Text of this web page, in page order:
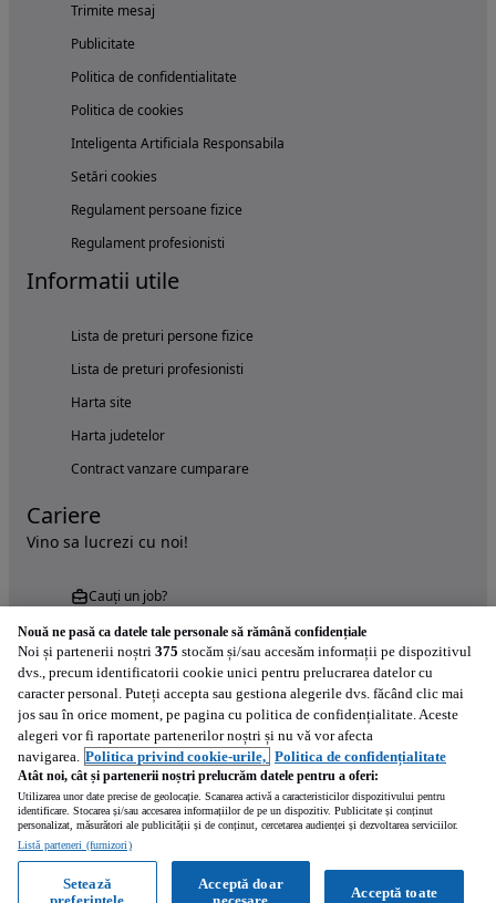
Trimite mesaj
Publicitate
Politica de confidentialitate
Politica de cookies
Inteligenta Artificiala Responsabila
Setări cookies
Regulament persoane fizice
Regulament profesionisti
Informatii utile
Lista de preturi persone fizice
Lista de preturi profesionisti
Harta site
Harta judetelor
Contract vanzare cumparare
Cariere
Vino sa lucrezi cu noi!
Cauți un job?
Încearcă acum aplicația Autovit.ro
Nouă ne pasă ca datele tale personale să rămână confidențiale
Noi și partenerii noștri 375 stocăm și/sau accesăm informații pe dispozitivul
dvs., precum identificatorii cookie unici pentru prelucrarea datelor cu
caracter personal. Puteți accepta sau gestiona alegerile dvs. făcând clic mai
jos sau în orice moment, pe pagina cu politica de confidențialitate. Aceste
alegeri vor fi raportate partenerilor noștri și nu vă vor afecta
navigarea. Politica privind cookie-urile, Politica de confidențialitate
Atât noi, cât și partenerii noștri prelucrăm datele pentru a oferi:
Utilizarea unor date precise de geolocație. Scanarea activă a caracteristicilor dispozitivului pentru
identificare. Stocarea și/sau accesarea informațiilor de pe un dispozitiv. Publicitate și conținut
personalizat, măsurători ale publicității și de conținut, cercetarea audienței și dezvoltarea serviciilor.
Listă parteneri (furnizori)
Acceptă toate
Acceptă doar
Setează